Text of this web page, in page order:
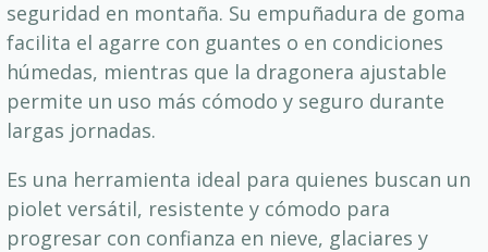
seguridad en montaña. Su empuñadura de goma
facilita el agarre con guantes o en condiciones
húmedas, mientras que la dragonera ajustable
permite un uso más cómodo y seguro durante
largas jornadas.
Es una herramienta ideal para quienes buscan un
piolet versátil, resistente y cómodo para
progresar con confianza en nieve, glaciares y